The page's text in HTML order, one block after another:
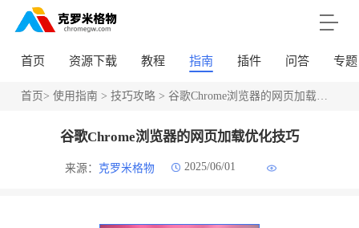
首页 资源下载 教程 指南 插件 问答 专题
首页> 使用指南 > 技巧攻略> 谷歌Chrome浏览器的网页加载优化技巧
谷歌Chrome浏览器的网页加载优化技巧
来源： 克罗米格物 2025/06/01